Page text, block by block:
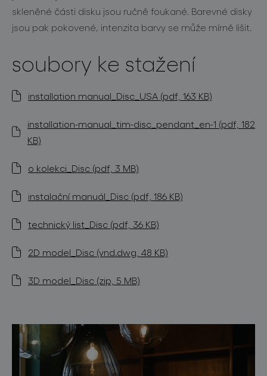
skleněné části disku jsou ručně foukané. Barevné disky
jsou pak pokovené, intenzita barvy se může mírně lišit.
soubory ke stažení
installation manual_Disc_USA (pdf, 163 KB)
installation-manual_tim-disc_pendant_en-1 (pdf, 182
KB)
o kolekci_Disc (pdf, 3 MB)
instalační manuál_Disc (pdf, 186 KB)
technický list_Disc (pdf, 36 KB)
2D model_Disc (vnd.dwg, 48 KB)
3D model_Disc (zip, 5 MB)